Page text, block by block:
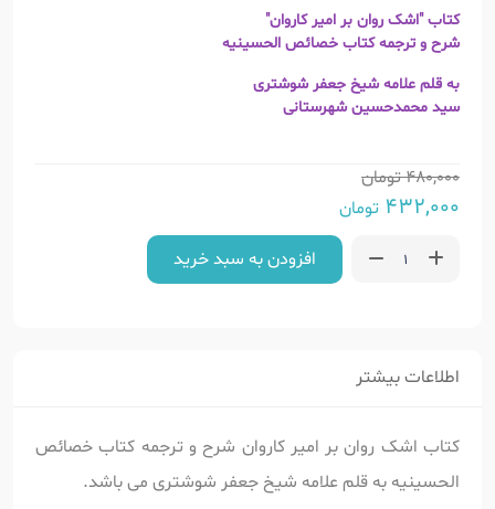
کتاب "اشک روان بر امیر کاروان"
شرح و ترجمه کتاب خصائص الحسینیه
به قلم علامه شیخ جعفر شوشتری
سید محمدحسین شهرستانی
480,000تومان
432,000 تومان
افزودن به سبد خرید
اطلاعات بیشتر
کتاب اشک روان بر امیر کاروان شرح و ترجمه کتاب خصائص
الحسینیه به قلم علامه شیخ جعفر شوشتری می باشد.